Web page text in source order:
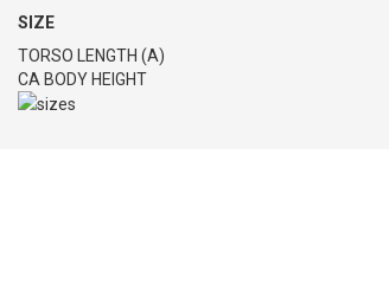
SIZE
TORSO LENGTH (A)
CA BODY HEIGHT